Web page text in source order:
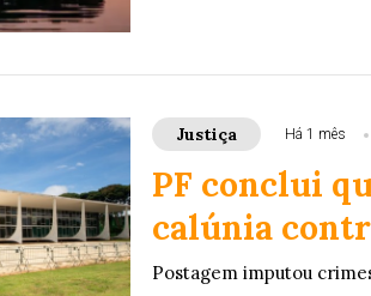
Justiça Há 1 mês
PF conclui
calúnia
Postagem imputou